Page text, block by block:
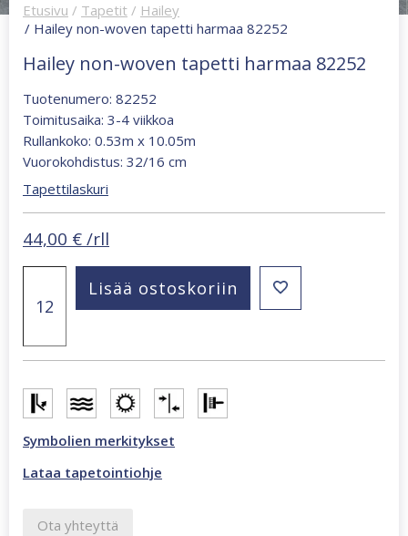
Etusivu / Tapetit / Hailey
/ Hailey non-woven tapetti harmaa 82252
Hailey non-woven tapetti harmaa 82252
Tuotenumero: 82252
Toimitusaika: 3-4 viikkoa
Rullankoko: 0.53m x 10.05m
Vuorokohdistus: 32/16 cm
Tapettilaskuri
44,00 € /rll
woven
harmaa
82252
Lisää ostoskoriin
Symbolien merkitykset
Lataa tapetointiohje
Ota yhteyttä